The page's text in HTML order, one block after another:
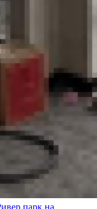
парк на